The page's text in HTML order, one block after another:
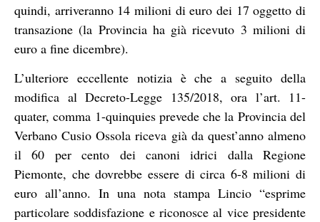
quindi, arriveranno 14 milioni di euro dei 17 oggetto di
transazione (la Provincia ha già ricevuto 3 milioni di
euro a fine dicembre).
L’ulteriore eccellente notizia è che a seguito della
modifica al Decreto-Legge 135/2018, ora l’art. 11-
quater, comma 1-quinquies prevede che la Provincia del
Verbano Cusio Ossola riceva già da quest’anno almeno
il 60 per cento dei canoni idrici dalla Regione
Piemonte, che dovrebbe essere di circa 6-8 milioni di
euro all’anno. In una nota stampa Lincio “esprime
particolare soddisfazione e riconosce al vice presidente